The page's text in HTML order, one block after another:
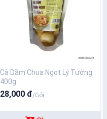
Cà Dầm Chua Ngọt Lý Tưởng
400g
28,000 đ/Gói